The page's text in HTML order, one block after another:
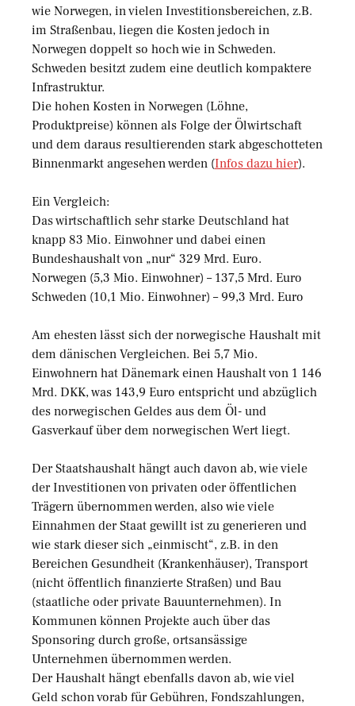
wie Norwegen, in vielen Investitionsbereichen, z.B.
im Straßenbau, liegen die Kosten jedoch in
Norwegen doppelt so hoch wie in Schweden.
Schweden besitzt zudem eine deutlich kompaktere
Infrastruktur.
Die hohen Kosten in Norwegen (Löhne,
Produktpreise) können als Folge der Ölwirtschaft
und dem daraus resultierenden stark abgeschotteten
Binnenmarkt angesehen werden (Infos dazu hier).
Ein Vergleich:
Das wirtschaftlich sehr starke Deutschland hat
knapp 83 Mio. Einwohner und dabei einen
Bundeshaushalt von „nur“ 329 Mrd. Euro.
Norwegen (5,3 Mio. Einwohner) – 137,5 Mrd. Euro
Schweden (10,1 Mio. Einwohner) – 99,3 Mrd. Euro
Am ehesten lässt sich der norwegische Haushalt mit
dem dänischen Vergleichen. Bei 5,7 Mio.
Einwohnern hat Dänemark einen Haushalt von 1 146
Mrd. DKK, was 143,9 Euro entspricht und abzüglich
des norwegischen Geldes aus dem Öl- und
Gasverkauf über dem norwegischen Wert liegt.
Der Staatshaushalt hängt auch davon ab, wie viele
der Investitionen von privaten oder öffentlichen
Trägern übernommen werden, also wie viele
Einnahmen der Staat gewillt ist zu generieren und
wie stark dieser sich „einmischt“, z.B. in den
Bereichen Gesundheit (Krankenhäuser), Transport
(nicht öffentlich finanzierte Straßen) und Bau
(staatliche oder private Bauunternehmen). In
Kommunen können Projekte auch über das
Sponsoring durch große, ortsansässige
Unternehmen übernommen werden.
Der Haushalt hängt ebenfalls davon ab, wie viel
Geld schon vorab für Gebühren, Fondszahlungen,